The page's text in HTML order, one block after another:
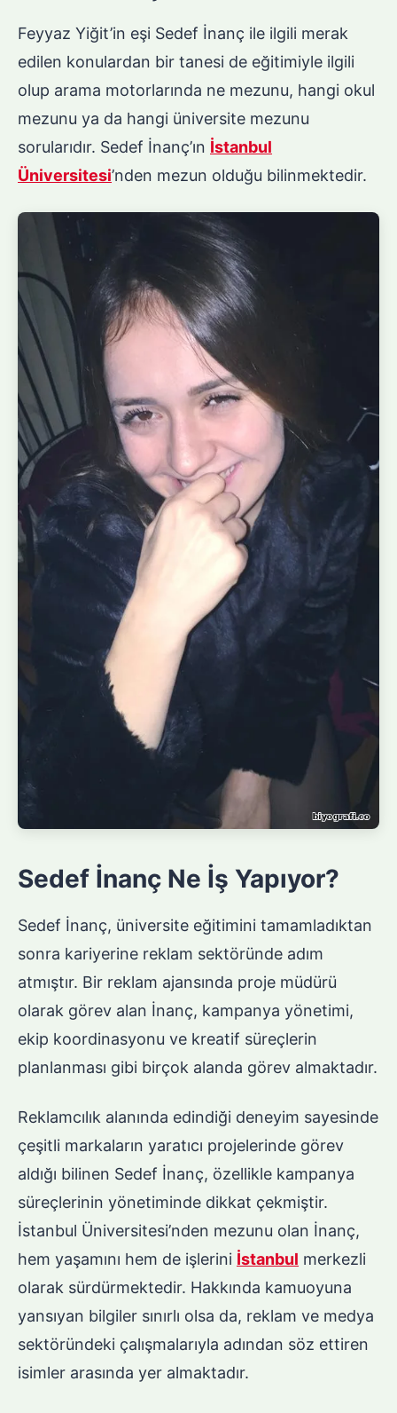
Feyyaz Yiğit’in eşi Sedef İnanç ile ilgili merak
edilen konulardan bir tanesi de eğitimiyle ilgili
olup arama motorlarında ne mezunu, hangi okul
mezunu ya da hangi üniversite mezunu
sorularıdır. Sedef İnanç’ın İstanbul
Üniversitesi’nden mezun olduğu bilinmektedir.
Sedef İnanç Ne İş Yapıyor?
Sedef İnanç, üniversite eğitimini tamamladıktan
sonra kariyerine reklam sektöründe adım
atmıştır. Bir reklam ajansında proje müdürü
olarak görev alan İnanç, kampanya yönetimi,
ekip koordinasyonu ve kreatif süreçlerin
planlanması gibi birçok alanda görev almaktadır.
Reklamcılık alanında edindiği deneyim sayesinde
çeşitli markaların yaratıcı projelerinde görev
aldığı bilinen Sedef İnanç, özellikle kampanya
süreçlerinin yönetiminde dikkat çekmiştir.
İstanbul Üniversitesi’nden mezunu olan İnanç,
hem yaşamını hem de işlerini İstanbul merkezli
olarak sürdürmektedir. Hakkında kamuoyuna
yansıyan bilgiler sınırlı olsa da, reklam ve medya
sektöründeki çalışmalarıyla adından söz ettiren
isimler arasında yer almaktadır.